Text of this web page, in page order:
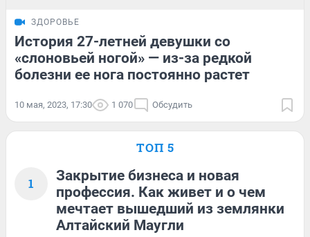
ЗДОРОВЬЕ
История 27-летней девушки со
«слоновьей ногой» — из-за редкой
болезни ее нога постоянно растет
10 мая, 2023, 17:30 1 070 Обсудить
ТОП 5
1
Закрытие бизнеса и новая
профессия. Как живет и о чем
мечтает вышедший из землянки
Алтайский Маугли